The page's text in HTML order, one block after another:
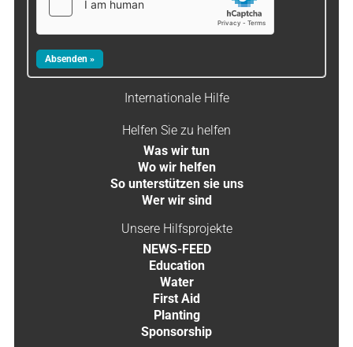
Internationale Hilfe
Helfen Sie zu helfen
Was wir tun
Wo wir helfen
So unterstützen sie uns
Wer wir sind
Unsere Hilfsprojekte
NEWS-FEED
Education
Water
First Aid
Planting
Sponsorship